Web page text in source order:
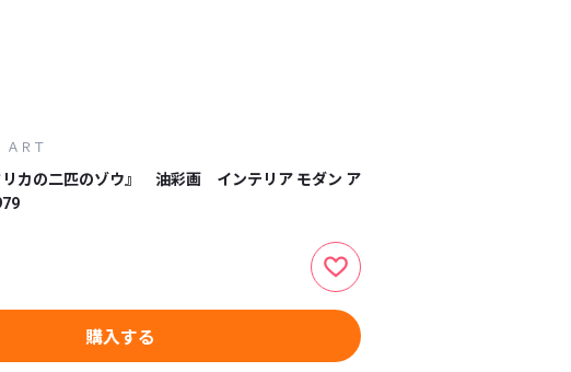
ＲＴ
カの二匹のゾウ』 油彩画 インテリア モダン ア
購入する